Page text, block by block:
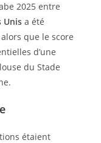
2025 entre
Unis a été
que le score
d’une
du Stade
étaient